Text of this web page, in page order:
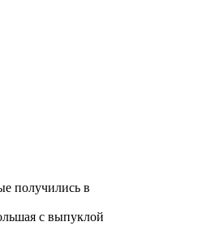
получились в
с выпуклой